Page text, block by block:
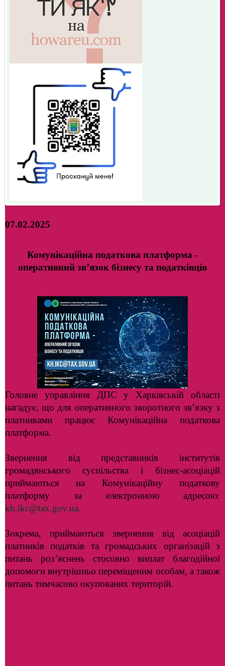
07.02.2025
Комунікаційна податкова платформа -
оперативний зв’язок бізнесу та податківців
Головне управління ДПС у Харківській області
нагадує, що для оперативного зворотного зв’язку з
платниками працює Комунікаційна податкова
платформа.
Звернення від представників інститутів
громадянського суспільства і бізнес-асоціацій
приймаються на Комунікаційну податкову
платформу за електронною адресою:
kh.ikc@tax.gov.ua.
Зокрема, приймаються звернення від асоціацій
платників податків та громадських організацій з
питань роз’яснень стосовно виплат благодійної
допомоги внутрішньо переміщеним особам, а також
питань тимчасово окупованих територій.